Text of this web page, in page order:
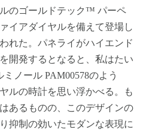
のゴールドテック™ パーペ
イアダイヤルを備えて登場し
れた。パネライがハイエンド
開発するとなると、私はたい
ノール PAM00578のよう
ルの時計を思い浮かべる。も
あるものの、このデザインの
抑制の効いたモダンな表現に